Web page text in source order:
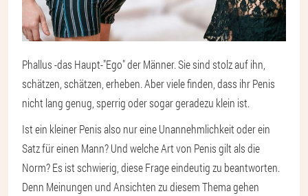
Phallus -das Haupt-"Ego" der Männer. Sie sind stolz auf ihn,
schätzen, schätzen, erheben. Aber viele finden, dass ihr Penis
nicht lang genug, sperrig oder sogar geradezu klein ist.
Ist ein kleiner Penis also nur eine Unannehmlichkeit oder ein
Satz für einen Mann? Und welche Art von Penis gilt als die
Norm? Es ist schwierig, diese Frage eindeutig zu beantworten.
Denn Meinungen und Ansichten zu diesem Thema gehen